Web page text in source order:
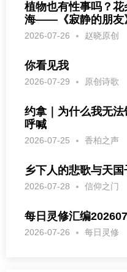
植物也有性事吗？
海——《寂静的朋友
2026-07-26 赵晓原创
你看见我
2026-07-29 原创诗歌
约拿｜为什么我无
呼喊
2026-07-25 香柏之声
乡下人的悲歌与天
2026-07-28 信仰之门
每日灵修汇编
2026-07-26 每日灵修